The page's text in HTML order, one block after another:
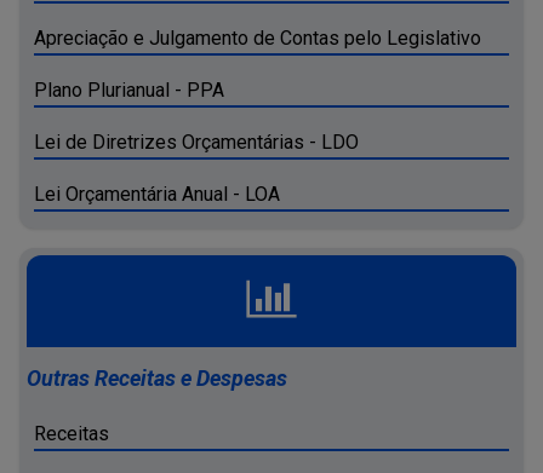
Apreciação e Julgamento de Contas pelo Legislativo
Plano Plurianual - PPA
Lei de Diretrizes Orçamentárias - LDO
Lei Orçamentária Anual - LOA
Outras Receitas e Despesas
Receitas